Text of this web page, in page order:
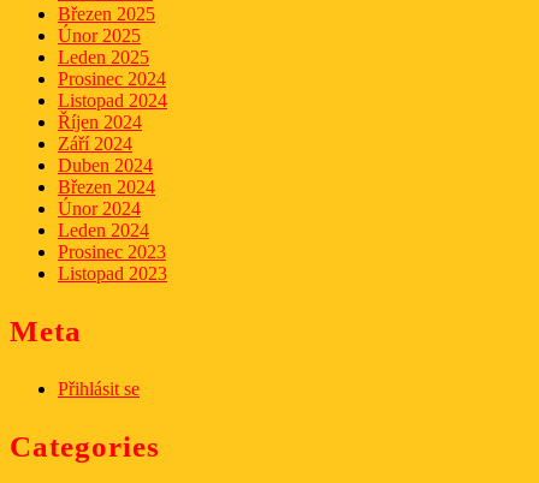
Březen 2025
Únor 2025
Leden 2025
Prosinec 2024
Listopad 2024
Říjen 2024
Září 2024
Duben 2024
Březen 2024
Únor 2024
Leden 2024
Prosinec 2023
Listopad 2023
Meta
Přihlásit se
Categories